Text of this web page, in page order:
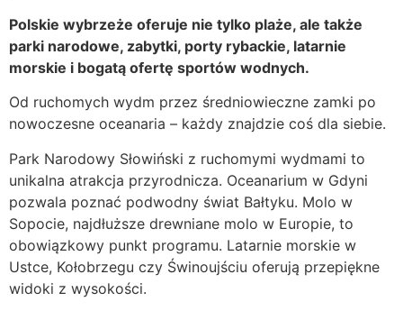
Polskie wybrzeże oferuje nie tylko plaże, ale także
parki narodowe, zabytki, porty rybackie, latarnie
morskie i bogatą ofertę sportów wodnych.
Od ruchomych wydm przez średniowieczne zamki po
nowoczesne oceanaria – każdy znajdzie coś dla siebie.
Park Narodowy Słowiński z ruchomymi wydmami to
unikalna atrakcja przyrodnicza. Oceanarium w Gdyni
pozwala poznać podwodny świat Bałtyku. Molo w
Sopocie, najdłuższe drewniane molo w Europie, to
obowiązkowy punkt programu. Latarnie morskie w
Ustce, Kołobrzegu czy Świnoujściu oferują przepiękne
widoki z wysokości.